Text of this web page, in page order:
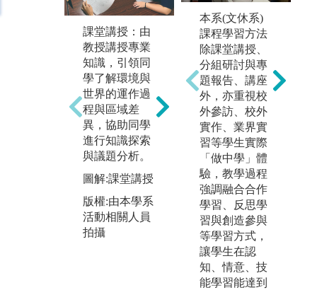
課堂講授：由
教授講授專業
知識，引領同
學了解環境與
世界的運作過
程與區域差
異，協助同學
進行知識探索
與議題分析。
圖解:課堂講授
版權:由本學系
活動相關人員
拍攝
社會田野調查
與訪談：透過
實作的方式，
例如田野實地
考察、發放問
卷、深度對
話、參與觀察
等社會科學調
查方法蒐集資
料，輔以文獻
資料分析 (地
圖、統計資
料、出版資訊
等)，針對區域
社會現象與議
題進行學習與
探索
本系(文休系)
課程學習方法
除課堂講授、
分組研討與專
題報告、講座
外，亦重視校
外參訪、校外
實作、業界實
習等學生實際
「做中學」體
驗，教學過程
強調融合合作
學習、反思學
習與創造參與
等學習方式，
讓學生在認
知、情意、技
能學習能達到